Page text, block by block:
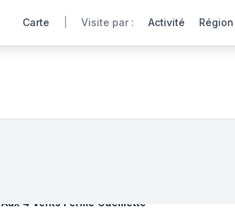
Carte Visite par : Activité Région
Aux 4 Vents Ferme Cueillette